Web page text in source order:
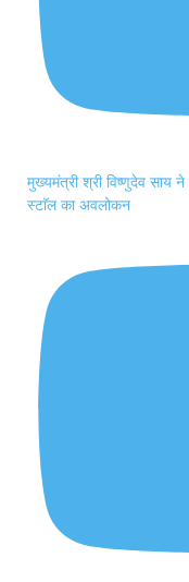
मुख्यमंत्री श्री विष्णुदेव साय
स्टाॅल का अवलोकन